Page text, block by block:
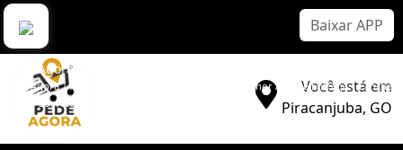
Pede Agora Delivery
Pede Agora | Aplicativo Delivery Sem Comissão | Melhor App de Entrega | Lanche |
Pizza | Sorvete | Bebidas
Baixar APP
Você está em
Piracanjuba, GO